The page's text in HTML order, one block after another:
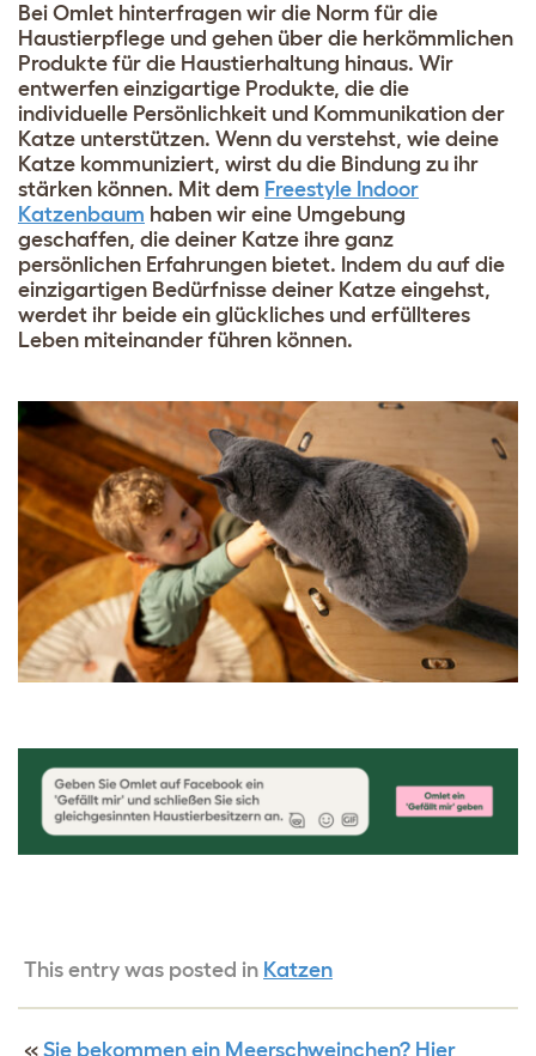
Bei Omlet hinterfragen wir die Norm für die
Haustierpflege und gehen über die herkömmlichen
Produkte für die Haustierhaltung hinaus. Wir
entwerfen einzigartige Produkte, die die
individuelle Persönlichkeit und Kommunikation der
Katze unterstützen. Wenn du verstehst, wie deine
Katze kommuniziert, wirst du die Bindung zu ihr
stärken können. Mit dem Freestyle Indoor
Katzenbaum haben wir eine Umgebung
geschaffen, die deiner Katze ihre ganz
persönlichen Erfahrungen bietet. Indem du auf die
einzigartigen Bedürfnisse deiner Katze eingehst,
werdet ihr beide ein glückliches und erfüllteres
Leben miteinander führen können.
This entry was posted in Katzen
« Sie bekommen ein Meerschweinchen? Hier